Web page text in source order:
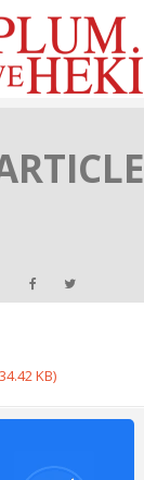
KB)